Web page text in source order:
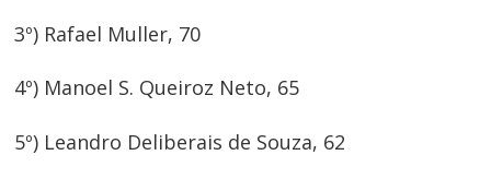
3º) Rafael Muller, 70
4º) Manoel S. Queiroz Neto, 65
5º) Leandro Deliberais de Souza, 62